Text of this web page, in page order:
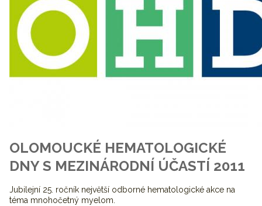
OLOMOUCKÉ HEMATOLOGICKÉ
DNY S MEZINÁRODNÍ ÚČASTÍ 2011
Jubilejní 25. ročník největší odborné hematologické akce na
téma mnohočetný myelom.